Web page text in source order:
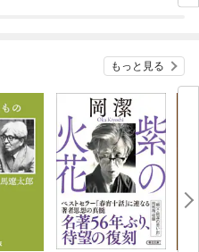
もっと見る